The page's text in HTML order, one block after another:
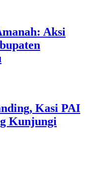
Aksi
Kasi PAI
Kunjungi